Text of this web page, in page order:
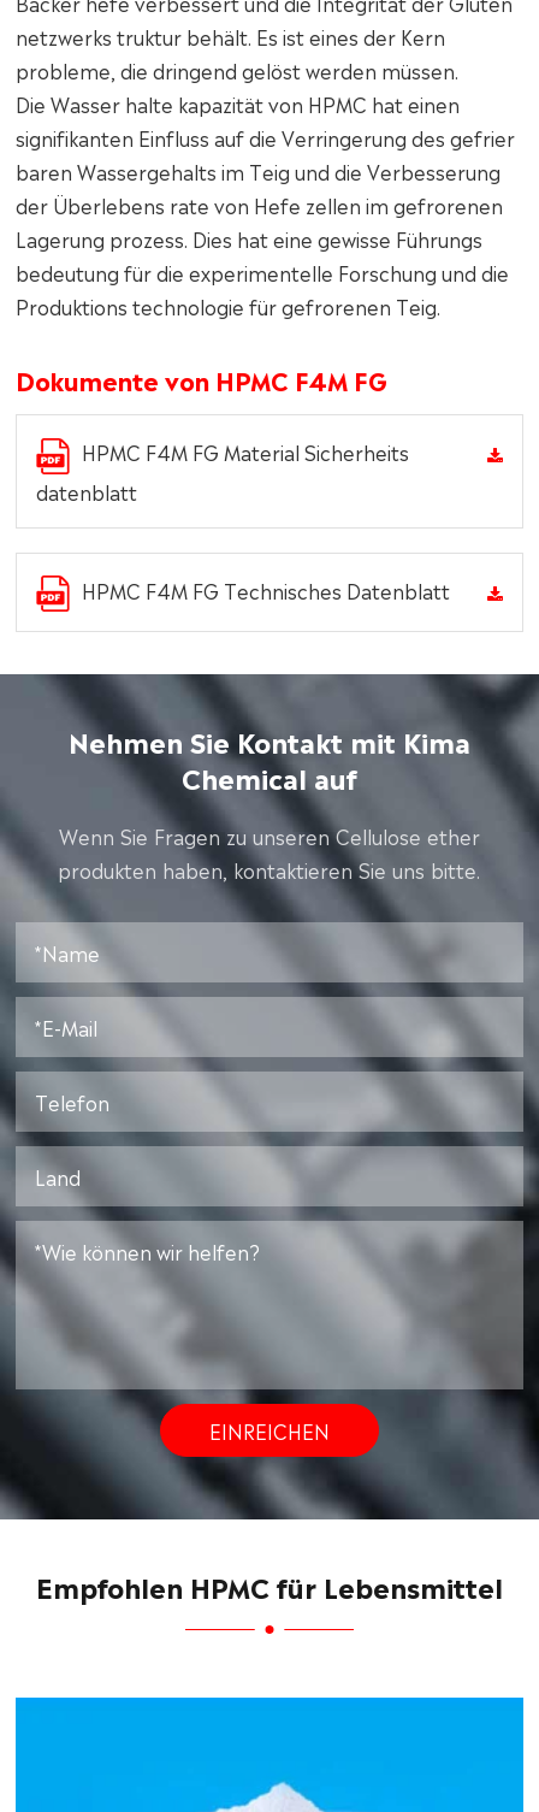
netzwerks truktur behält. Es ist eines der Kern
probleme, die dringend gelöst werden müssen.
Die Wasser halte kapazität von HPMC hat einen
signifikanten Einfluss auf die Verringerung des gefrier
baren Wassergehalts im Teig und die Verbesserung
der Überlebens rate von Hefe zellen im gefrorenen
Lagerung prozess. Dies hat eine gewisse Führungs
bedeutung für die experimentelle Forschung und die
Produktions technologie für gefrorenen Teig.
Dokumente von HPMC F4M FG
HPMC F4M FG Material Sicherheits
datenblatt
HPMC F4M FG Technisches Datenblatt
Nehmen Sie Kontakt mit Kima
Chemical auf
Wenn Sie Fragen zu unseren Cellulose ether
produkten haben, kontaktieren Sie uns bitte.
EINREICHEN
Empfohlen HPMC für Lebensmittel